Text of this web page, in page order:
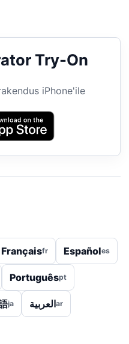
Try-On
iPhone'ile
Françaisfr Españoles
Portuguêspt
ja العربيةar